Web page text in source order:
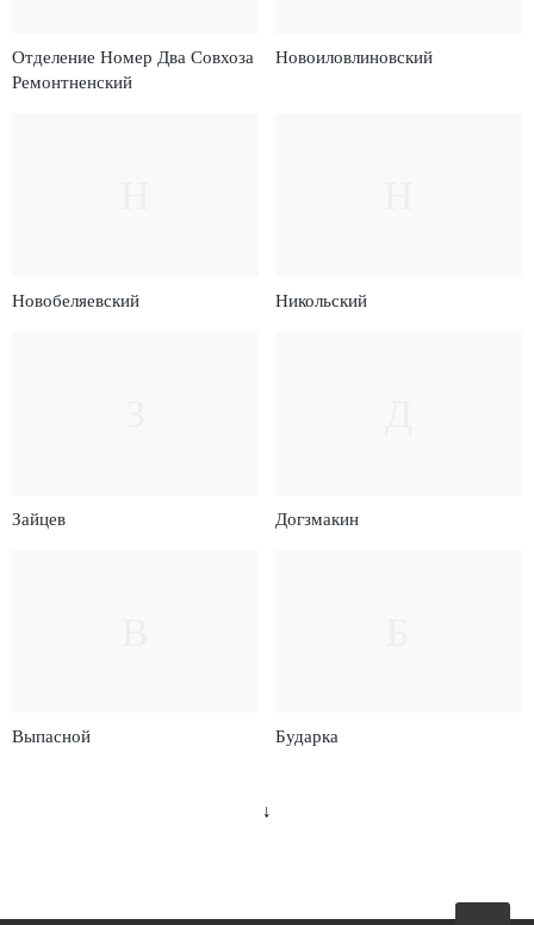
Отделение Номер Два Совхоза
Ремонтненский
Новоиловлиновский
Новобеляевский Никольский
Зайцев Догзмакин
Выпасной Бударка
↓